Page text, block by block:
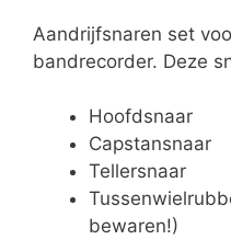
Aandrijfsnaren set
bandrecorder. Deze
Hoofdsnaar
Capstansnaar
Tellersnaar
bewaren!)